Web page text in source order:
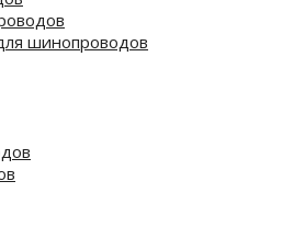
шинопроводов